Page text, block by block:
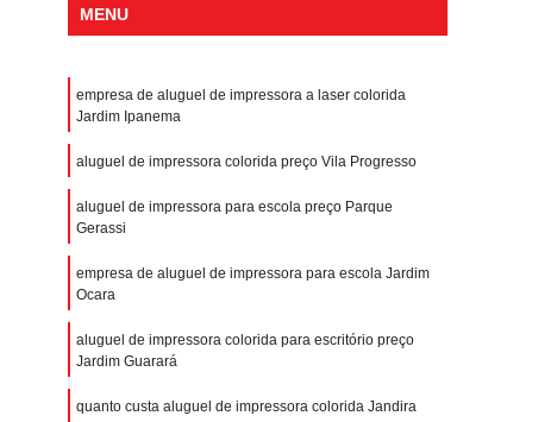
MENU
empresa de aluguel de impressora a laser colorida
Jardim Ipanema
aluguel de impressora colorida preço Vila Progresso
aluguel de impressora para escola preço Parque
Gerassi
empresa de aluguel de impressora para escola Jardim
Ocara
aluguel de impressora colorida para escritório preço
Jardim Guarará
quanto custa aluguel de impressora colorida Jandira